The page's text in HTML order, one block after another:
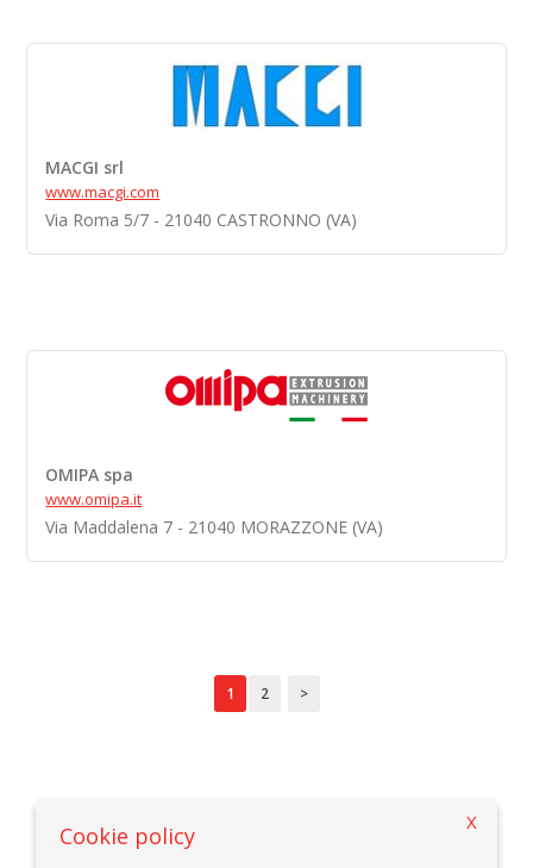
MACGI srl
www.macgi.com
Via Roma 5/7 - 21040 CASTRONNO (VA)
OMIPA spa
www.omipa.it
Via Maddalena 7 - 21040 MORAZZONE (VA)
1 2 >
Zurück zur Suchekriterien
Cookie policy X